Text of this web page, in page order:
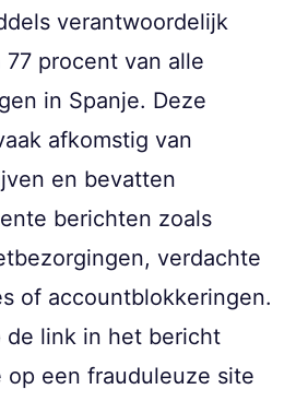
verantwoordelijk
procent van alle
in Spanje. Deze
afkomstig van
en bevatten
berichten zoals
verdachte
of accountblokkeringen.
de link in het bericht
op een frauduleuze site